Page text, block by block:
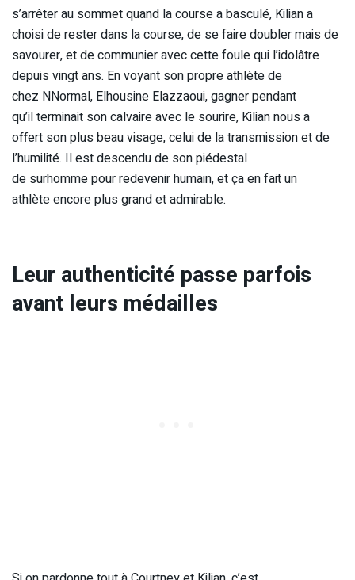
s’arrêter au sommet quand la course a basculé, Kilian a
choisi de rester dans la course, de se faire doubler mais de
savourer, et de communier avec cette foule qui l’idolâtre
depuis vingt ans. En voyant son propre athlète de
chez NNormal, Elhousine Elazzaoui, gagner pendant
qu’il terminait son calvaire avec le sourire, Kilian nous a
offert son plus beau visage, celui de la transmission et de
l’humilité. Il est descendu de son piédestal
de surhomme pour redevenir humain, et ça en fait un
athlète encore plus grand et admirable.
Leur authenticité passe parfois
avant leurs médailles